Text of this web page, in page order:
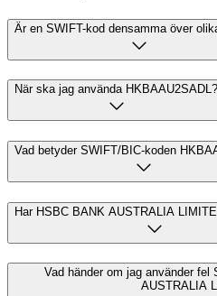
Är en SWIFT-kod densamma över
När ska jag använda HKBAAU2SADL?
Vad betyder SWIFT/BIC-koden
Har HSBC BANK AUSTRALIA
Vad händer om jag använder fel
AUSTRALIA